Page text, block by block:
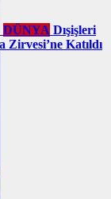
DÜNYA Dışişleri
Katıldı